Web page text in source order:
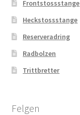
Frontstossstange
Heckstossstange
Reserveradring
Radbolzen
Trittbretter
Felgen